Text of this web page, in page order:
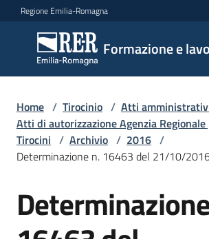
Vai al contenuto
Vai alla navigazione
Vai al footer
Regione Emilia-Romagna
Formazione e
Formazione
e lavoro
Argomenti
Servizi
Home / Tirocinio / Atti
Atti di autorizzazione Agenzia
Tirocini / Archivio / 2016 /
Determinazione n. 16463 del 21/10/